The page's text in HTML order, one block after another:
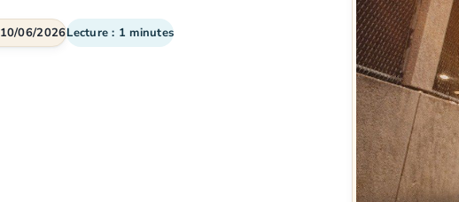
10/06/2026Lecture : 1 minutes